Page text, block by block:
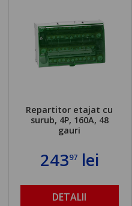
Repartitor etajat cu
surub, 4P, 160A, 48
gauri
24397lei
DETALII